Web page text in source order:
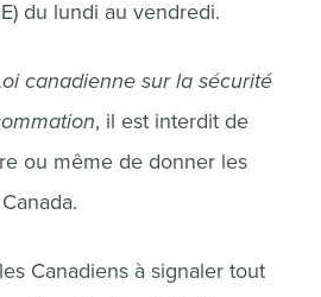
du lundi au vendredi.
canadienne sur la sécurité
, il est interdit de
ou même de donner les
Canadiens à signaler tout